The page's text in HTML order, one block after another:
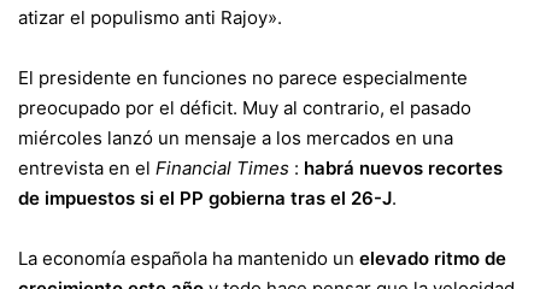
atizar el populismo anti Rajoy».
El presidente en funciones no parece especialmente
preocupado por el déficit. Muy al contrario, el pasado
miércoles lanzó un mensaje a los mercados en una
entrevista en el Financial Times : habrá nuevos recortes
de impuestos si el PP gobierna tras el 26-J.
La economía española ha mantenido un elevado ritmo de